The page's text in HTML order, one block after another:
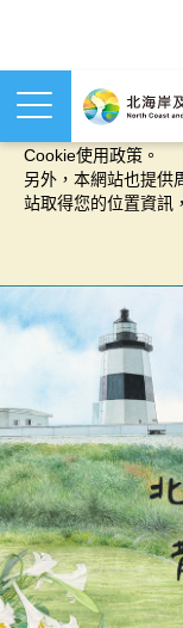
本網站使用cookies
您提供更佳的體驗，
Cookie使用政策。
另外，本網站也提供
站取得您的位置資訊
三芝-芝蘭公